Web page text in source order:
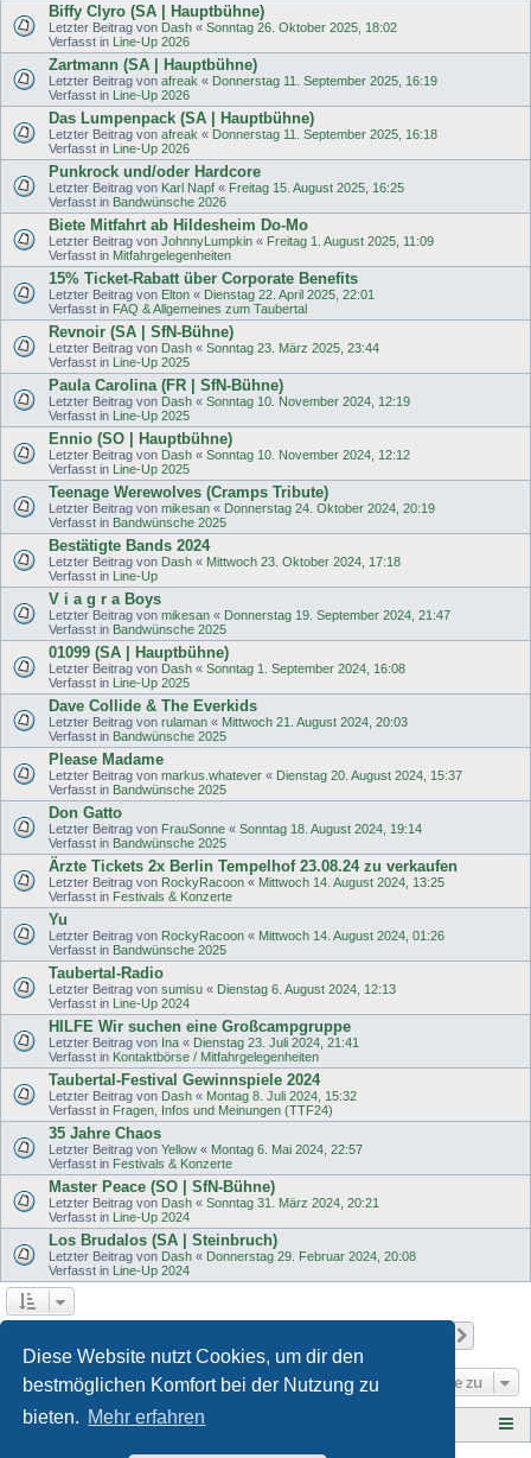
Diese Website nutzt Cookies, um dir den
bestmöglichen Komfort bei der Nutzung zu
bieten. Mehr erfahren
Biffy Clyro (SA | Hauptbühne)
Letzter Beitrag von Dash « Sonntag 26. Oktober 2025, 18:02
Verfasst in Line-Up 2026
Zartmann (SA | Hauptbühne)
Letzter Beitrag von afreak « Donnerstag 11. September 2025, 16:19
Verfasst in Line-Up 2026
Das Lumpenpack (SA | Hauptbühne)
Letzter Beitrag von afreak « Donnerstag 11. September 2025, 16:18
Verfasst in Line-Up 2026
Punkrock und/oder Hardcore
Letzter Beitrag von Karl Napf « Freitag 15. August 2025, 16:25
Verfasst in Bandwünsche 2026
Biete Mitfahrt ab Hildesheim Do-Mo
Letzter Beitrag von JohnnyLumpkin « Freitag 1. August 2025, 11:09
Verfasst in Mitfahrgelegenheiten
15% Ticket-Rabatt über Corporate Benefits
Letzter Beitrag von Elton « Dienstag 22. April 2025, 22:01
Verfasst in FAQ & Allgemeines zum Taubertal
Revnoir (SA | SfN-Bühne)
Letzter Beitrag von Dash « Sonntag 23. März 2025, 23:44
Verfasst in Line-Up 2025
Paula Carolina (FR | SfN-Bühne)
Letzter Beitrag von Dash « Sonntag 10. November 2024, 12:19
Verfasst in Line-Up 2025
Ennio (SO | Hauptbühne)
Letzter Beitrag von Dash « Sonntag 10. November 2024, 12:12
Verfasst in Line-Up 2025
Teenage Werewolves (Cramps Tribute)
Letzter Beitrag von mikesan « Donnerstag 24. Oktober 2024, 20:19
Verfasst in Bandwünsche 2025
Bestätigte Bands 2024
Letzter Beitrag von Dash « Mittwoch 23. Oktober 2024, 17:18
Verfasst in Line-Up
V i a g r a Boys
Letzter Beitrag von mikesan « Donnerstag 19. September 2024, 21:47
Verfasst in Bandwünsche 2025
01099 (SA | Hauptbühne)
Letzter Beitrag von Dash « Sonntag 1. September 2024, 16:08
Verfasst in Line-Up 2025
Dave Collide & The Everkids
Letzter Beitrag von rulaman « Mittwoch 21. August 2024, 20:03
Verfasst in Bandwünsche 2025
Please Madame
Letzter Beitrag von markus.whatever « Dienstag 20. August 2024, 15:37
Verfasst in Bandwünsche 2025
Don Gatto
Letzter Beitrag von FrauSonne « Sonntag 18. August 2024, 19:14
Verfasst in Bandwünsche 2025
Ärzte Tickets 2x Berlin Tempelhof 23.08.24 zu verkaufen
Letzter Beitrag von RockyRacoon « Mittwoch 14. August 2024, 13:25
Verfasst in Festivals & Konzerte
Yu
Letzter Beitrag von RockyRacoon « Mittwoch 14. August 2024, 01:26
Verfasst in Bandwünsche 2025
Taubertal-Radio
Letzter Beitrag von sumisu « Dienstag 6. August 2024, 12:13
Verfasst in Line-Up 2024
HILFE Wir suchen eine Großcampgruppe
Letzter Beitrag von Ina « Dienstag 23. Juli 2024, 21:41
Verfasst in Kontaktbörse / Mitfahrgelegenheiten
Taubertal-Festival Gewinnspiele 2024
Letzter Beitrag von Dash « Montag 8. Juli 2024, 15:32
Verfasst in Fragen, Infos und Meinungen (TTF24)
35 Jahre Chaos
Letzter Beitrag von Yellow « Montag 6. Mai 2024, 22:57
Verfasst in Festivals & Konzerte
Master Peace (SO | SfN-Bühne)
Letzter Beitrag von Dash « Sonntag 31. März 2024, 20:21
Verfasst in Line-Up 2024
Los Brudalos (SA | Steinbruch)
Letzter Beitrag von Dash « Donnerstag 29. Februar 2024, 20:08
Verfasst in Line-Up 2024
Gehe zu
Tauberplanscher-Forum.de